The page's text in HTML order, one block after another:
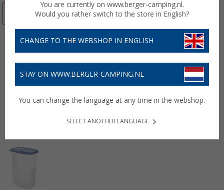
You are currently on www.berger-camping.nl.
Would you rather switch to the store in English?
CHANGE TO THE WEBSHOP IN ENGLISH
STAY ON WWW.BERGER-CAMPING.NL
You can change the language at any time in the webshop.
SELECT ANOTHER LANGUAGE